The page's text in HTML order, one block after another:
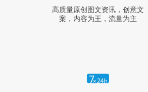
高质量原创图文资讯，创意文
案，内容为王，流量为主